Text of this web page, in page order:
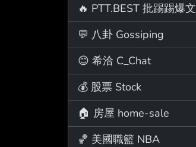
🔥 PTT.BEST 批踢踢爆文
💬 八卦 Gossiping
😊 希洽 C_Chat
💰 股票 Stock
🏠 房屋 home-sale
🏀 美國職籃 NBA